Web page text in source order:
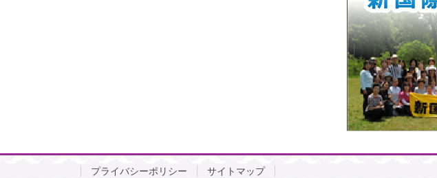
プライバシーポリシー サイトマップ